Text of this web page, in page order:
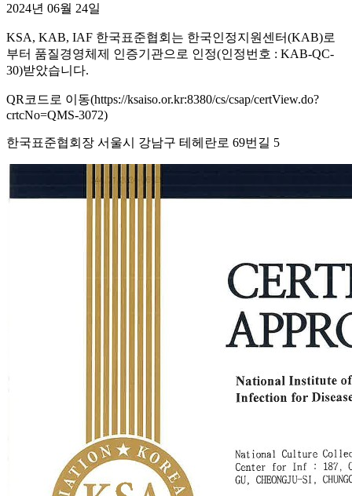
2024년 06월 24일
KSA, KAB, IAF 한국표준협회는 한국인정지원센터(KAB)로
부터 품질경영체제 인증기관으로 인정(인정번호 : KAB-QC-
30)받았습니다.
QR코드로 이동(https://ksaiso.or.kr:8380/cs/csap/certView.do?
crtcNo=QMS-3072)
한국표준협회장 서울시 강남구 테헤란로 69번길 5